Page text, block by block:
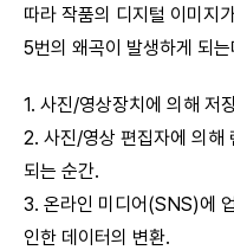
따라 작품의 디지털 이미지
5번의 왜곡이 발생하게 되
1. 사진/영상장치에 의해 저
2. 사진/영상 편집자에 의해
되는 순간.
3. 온라인 미디어(SNS)에
인한 데이터의 변환.